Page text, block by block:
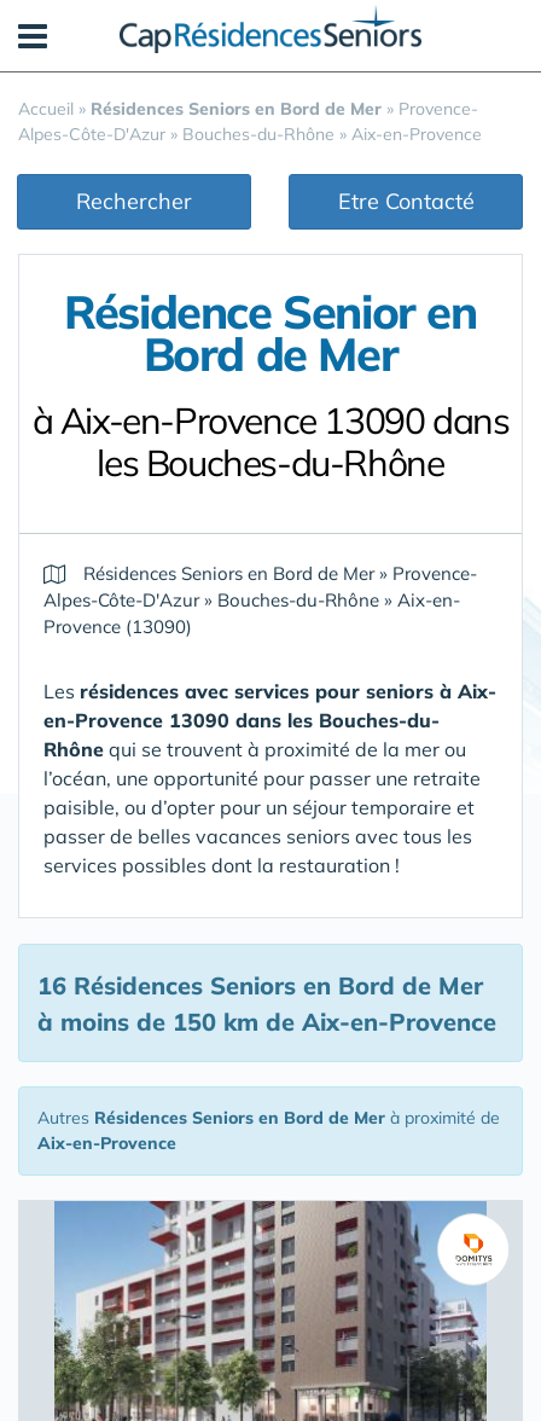
Accueil » Résidences Seniors en Bord de Mer » Provence-
Alpes-Côte-D'Azur » Bouches-du-Rhône » Aix-en-Provence
Rechercher Etre Contacté
Résidence Senior en
Bord de Mer
à Aix-en-Provence 13090 dans
les Bouches-du-Rhône
Résidences Seniors en Bord de Mer» Provence-
Alpes-Côte-D'Azur» Bouches-du-Rhône » Aix-en-
Provence (13090)
Les résidences avec services pour seniors à Aix-
en-Provence 13090 dans les Bouches-du-
Rhône qui se trouvent à proximité de la mer ou
l’océan, une opportunité pour passer une retraite
paisible, ou d’opter pour un séjour temporaire et
passer de belles vacances seniors avec tous les
services possibles dont la restauration !
16 Résidences Seniors en Bord de Mer
à moins de 150 km de Aix-en-Provence
Autres Résidences Seniors en Bord de Mer à proximité de
Aix-en-Provence